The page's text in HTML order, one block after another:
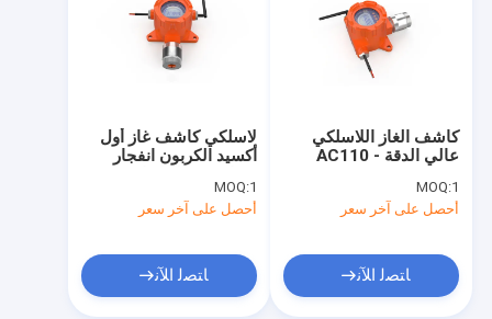
لاسلكي كاشف غاز أول
أكسيد الكربون انفجار
MOQ:1
أحصل على آخر سعر
ﺎﺘﺼﻟ ﺍﻶﻧ
كاشف الغاز اللاسلكي
عالي الدقة AC110 -
230 * 110MM
MOQ:1
أحصل على آخر سعر
ﺎﺘﺼﻟ ﺍﻶﻧ